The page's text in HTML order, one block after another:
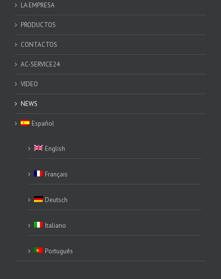
LA EMPRESA
PRODUCTOS
CONTACTOS
AC-SERVICE24
VIDEO
NEWS
Español
English
Français
Deutsch
Italiano
Português